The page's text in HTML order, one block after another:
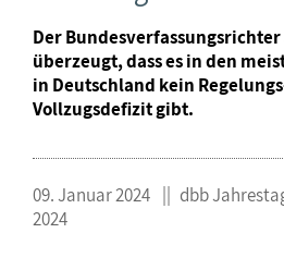
Der
überzeugt, dass es in den
in Deutschland kein
Vollzugsdefizit gibt.
09. Januar 2024
dbb
2024